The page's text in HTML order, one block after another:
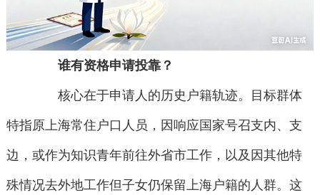
谁有资格申请投靠？
核心在于申请人的历史户籍轨迹。目标群体
特指原上海常住户口人员，因响应国家号召支内、支
边，或作为知识青年前往外省市工作，以及因其他特
殊情况去外地工作但子女仍保留上海户籍的人群。这